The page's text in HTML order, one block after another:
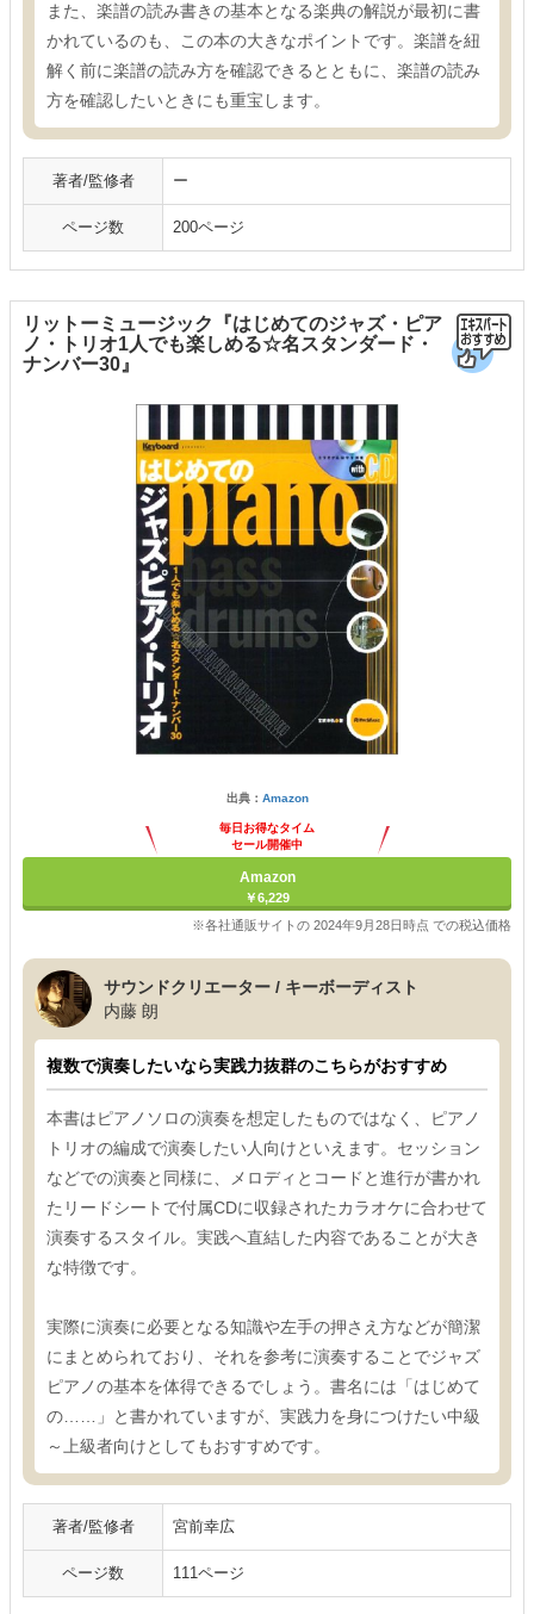
また、楽譜の読み書きの基本となる楽典の解説が最初に書
かれているのも、この本の大きなポイントです。楽譜を紐
解く前に楽譜の読み方を確認できるとともに、楽譜の読み
方を確認したいときにも重宝します。
著者/監修者 ー
ページ数 200ページ
リットーミュージック『はじめてのジャズ・ピア
ノ・トリオ1人でも楽しめる☆名スタンダード・
ナンバー30』
出典： Amazon
毎日お得なタイム
セール開催中
Amazon
￥6,229
※各社通販サイトの 2024年9月28日時点 での税込価格
サウンドクリエーター / キーボーディスト
内藤 朗
複数で演奏したいなら実践力抜群のこちらがおすすめ
本書はピアノソロの演奏を想定したものではなく、ピアノ
トリオの編成で演奏したい人向けといえます。セッション
などでの演奏と同様に、メロディとコードと進行が書かれ
たリードシートで付属CDに収録されたカラオケに合わせて
演奏するスタイル。実践へ直結した内容であることが大き
な特徴です。
実際に演奏に必要となる知識や左手の押さえ方などが簡潔
にまとめられており、それを参考に演奏することでジャズ
ピアノの基本を体得できるでしょう。書名には「はじめて
の……」と書かれていますが、実践力を身につけたい中級
～上級者向けとしてもおすすめです。
著者/監修者 宮前幸広
ページ数 111ページ